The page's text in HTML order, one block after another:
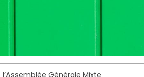
Générale Mixte